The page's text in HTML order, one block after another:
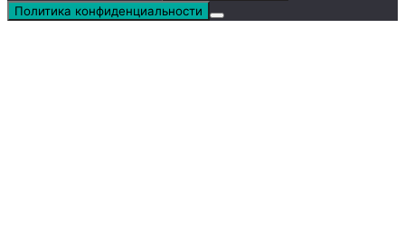
Политика конфиденциальности